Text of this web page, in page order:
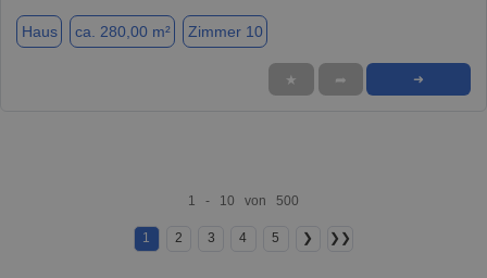
Haus ca. 280,00 m² Zimmer 10
★ ➦ ➜
1 - 10 von 500
1 2 3 4 5 ❯ ❯❯